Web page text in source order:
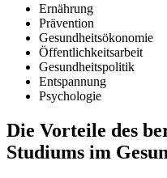
Ernährung
Prävention
Gesundheitsökonomie
Öffentlichkeitsarbeit
Gesundheitspolitik
Entspannung
Psychologie
Die Vorteile des
Studiums im